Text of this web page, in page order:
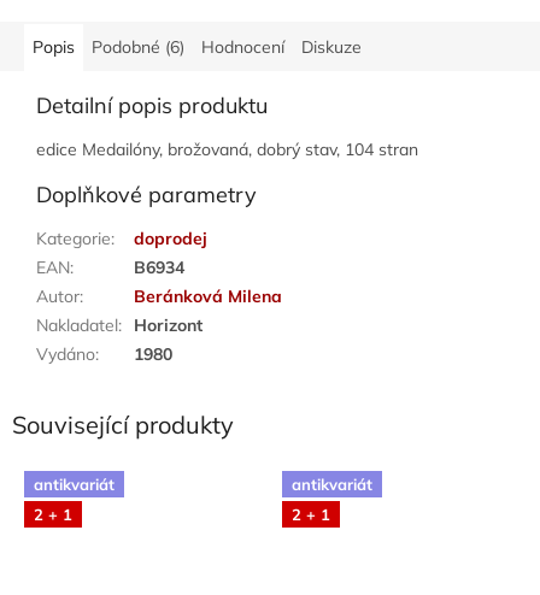
Popis Podobné (6) Hodnocení Diskuze
Detailní popis produktu
edice Medailóny, brožovaná, dobrý stav, 104 stran
Doplňkové parametry
Kategorie:
doprodej
EAN:
B6934
Autor:
Beránková Milena
Nakladatel:
Horizont
Vydáno: 1980
Související produkty
antikvariát
2 + 1
antikvariát
2 + 1